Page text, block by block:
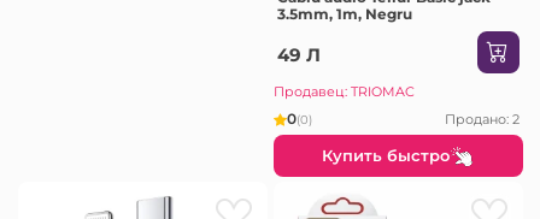
3.5mm, 1m, Negru
49 Л
Продавец: TRIOMAC
0(0) Продано: 2
Купить быстро